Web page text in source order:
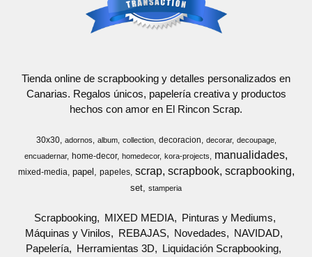
Tienda online de scrapbooking y detalles personalizados en
Canarias. Regalos únicos, papelería creativa y productos
hechos con amor en El Rincon Scrap.
30x30 adornos album collection decoracion decorar
decoupage
encuadernar
home-decor homedecor kora-projects manualidades
mixed-media papel papeles scrap scrapbook scrapbooking
set stamperia
Scrapbooking MIXED MEDIA
Pinturas y Mediums
Máquinas y Vinilos
REBAJAS Novedades
NAVIDAD
Papelería
Herramientas 3D
Liquidación Scrapbooking